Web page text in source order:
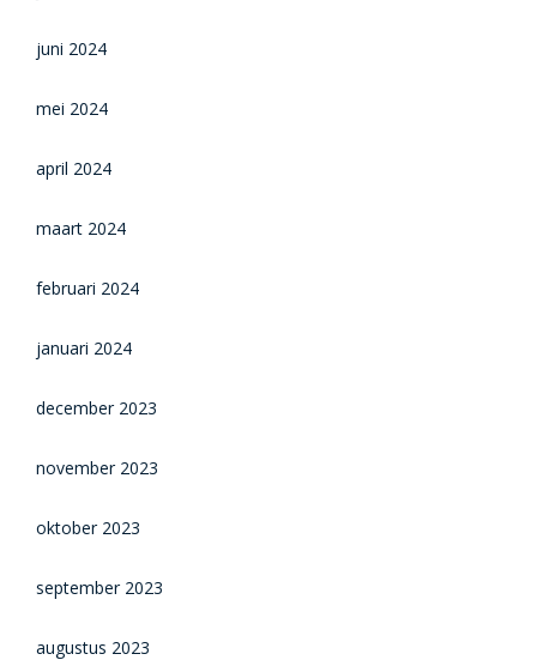
juni 2024
mei 2024
april 2024
maart 2024
februari 2024
januari 2024
december 2023
november 2023
oktober 2023
september 2023
augustus 2023